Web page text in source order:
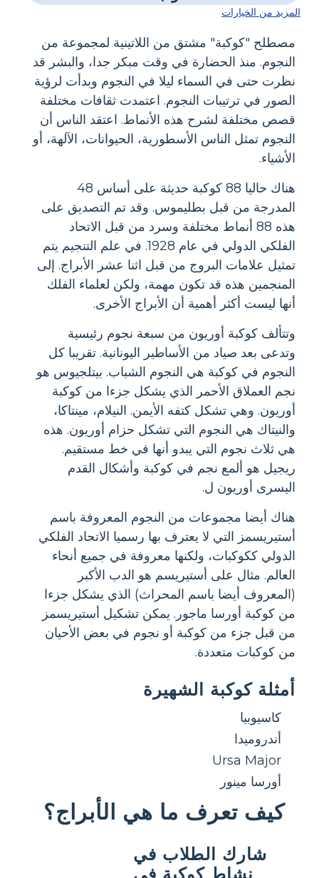
المزيد من الخيارات
مصطلح "كوكبة" مشتق من اللاتينية لمجموعة من
النجوم. منذ الحضارة في وقت مبكر جدا، والبشر قد
نظرت حتى في السماء ليلا في النجوم وبدأت لرؤية
الصور في ترتيبات النجوم. اعتمدت ثقافات مختلفة
قصص مختلفة لشرح هذه الأنماط. اعتقد الناس أن
النجوم تمثل الناس الأسطورية، الحيوانات، الآلهة، أو
الأشياء.
هناك حاليا 88 كوكبة حديثة على أساس 48
المدرجة من قبل بطليموس. وقد تم التصديق على
هذه 88 أنماط مختلفة وسرد من قبل الاتحاد
الفلكي الدولي في عام 1928. في علم التنجيم يتم
تمثيل علامات البروج من قبل اثنا عشر الأبراج. إلى
المنجمين هذه قد تكون مهمة، ولكن لعلماء الفلك
أنها ليست أكثر أهمية أن الأبراج الأخرى.
وتتألف كوكبة أوريون من سبعة نجوم رئيسية
وتدعى بعد صياد من الأساطير اليونانية. تقريبا كل
النجوم في كوكبة هي النجوم الشباب. بيتلجيوس هو
نجم العملاق الأحمر الذي يشكل جزءا من كوكبة
أوريون. وهي تشكل كتفه الأيمن. النيلام، مينتاكا،
والنيتاك هي النجوم التي تشكل حزام أوريون. هذه
هي ثلاث نجوم التي يبدو أنها في خط مستقيم.
ريجيل هو ألمع نجم في كوكبة وأشكال القدم
اليسرى أوريون ل.
هناك أيضا مجموعات من النجوم المعروفة باسم
أستيريسمز التي لا يعترف بها رسميا الاتحاد الفلكي
الدولي ككوكبات، ولكنها معروفة في جميع أنحاء
العالم. مثال على أستيريسم هو الدب الأكبر
(المعروف أيضا باسم المحراث) الذي يشكل جزءا
من كوكبة أورسا ماجور. يمكن تشكيل أستيريسمز
من قبل جزء من كوكبة أو نجوم في بعض الأحيان
من كوكبات متعددة.
أمثلة كوكبة الشهيرة
كاسيوبيا
أندروميدا
Ursa Major
أورسا مينور
كيف تعرف ما هي الأبراج؟
شارك الطلاب في